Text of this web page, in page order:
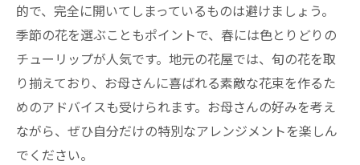
的で、完全に開いてしまっているものは避けましょう。
季節の花を選ぶこともポイントで、春には色とりどりの
チューリップが人気です。地元の花屋では、旬の花を取
り揃えており、お母さんに喜ばれる素敵な花束を作るた
めのアドバイスも受けられます。お母さんの好みを考え
ながら、ぜひ自分だけの特別なアレンジメントを楽しん
でください。